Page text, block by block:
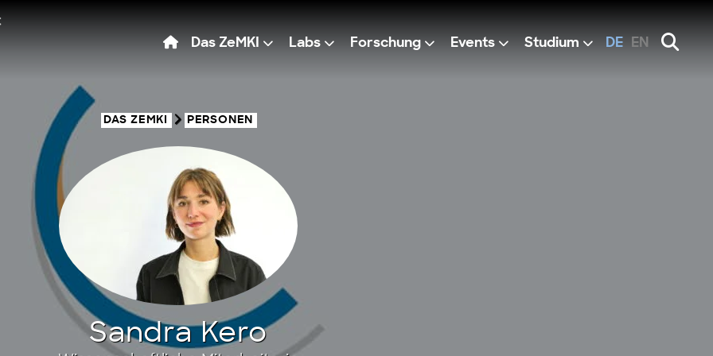
Das ZeMKI Labs Forschung Events Studium DE EN
DAS ZEMKI PERSONEN
Sandra Kero